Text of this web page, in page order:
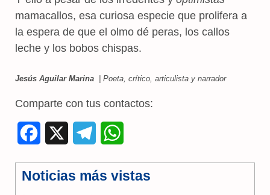
mamacallos, esa curiosa especie que prolifera a
la espera de que el olmo dé peras, los callos
leche y los bobos chispas.
Jesús Aguilar Marina | Poeta, crítico, articulista y narrador
Comparte con tus contactos:
c l a
Noticias más vistas